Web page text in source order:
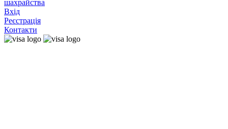
шахрайства
Вхід
Реєстрація
Контакти